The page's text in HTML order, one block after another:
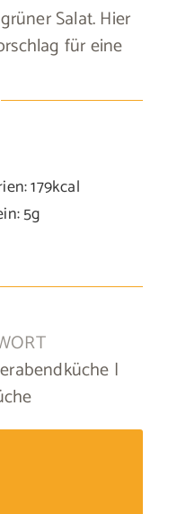
Salat. Hier
für eine
179kcal
5g
|